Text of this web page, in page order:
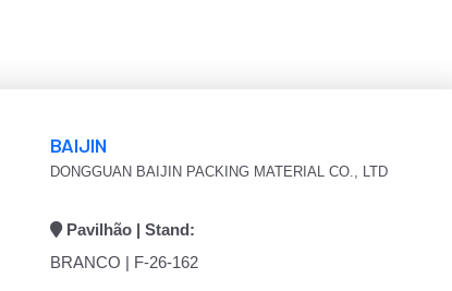
BAIJIN
DONGGUAN BAIJIN PACKING MATERIAL CO., LTD
Pavilhão | Stand:
BRANCO | F-26-162